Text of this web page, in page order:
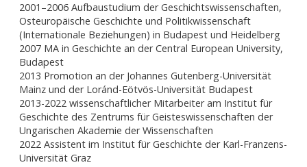
2001–2006 Aufbaustudium der Geschichtswissenschaften,
Osteuropäische Geschichte und Politikwissenschaft
(Internationale Beziehungen) in Budapest und Heidelberg
2007 MA in Geschichte an der Central European University,
Budapest
2013 Promotion an der Johannes Gutenberg-Universität
Mainz und der Loránd-Eötvös-Universität Budapest
2013-2022 wissenschaftlicher Mitarbeiter am Institut für
Geschichte des Zentrums für Geisteswissenschaften der
Ungarischen Akademie der Wissenschaften
2022 Assistent im Institut für Geschichte der Karl-Franzens-
Universität Graz